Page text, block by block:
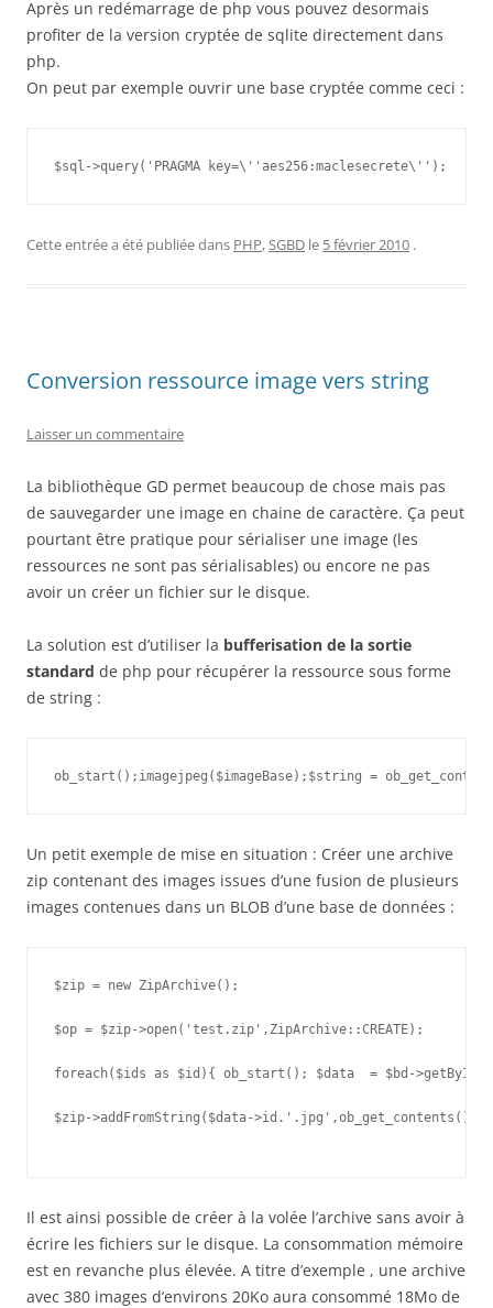
Après un redémarrage de php vous pouvez desormais
profiter de la version cryptée de sqlite directement dans
php.
On peut par exemple ouvrir une base cryptée comme ceci :
$sql->query('PRAGMA key=\''aes256:maclesecrete\'');
Cette entrée a été publiée dans PHP,SGBD le 5 février 2010 .
Conversion ressource image vers string
Laisser un commentaire
La bibliothèque GD permet beaucoup de chose mais pas
de sauvegarder une image en chaine de caractère. Ça peut
pourtant être pratique pour sérialiser une image (les
ressources ne sont pas sérialisables) ou encore ne pas
avoir un créer un fichier sur le disque.
La solution est d’utiliser la bufferisation de la sortie
standard de php pour récupérer la ressource sous forme
de string :
ob_start();imagejpeg($imageBase);$string =
Un petit exemple de mise en situation : Créer une archive
zip contenant des images issues d’une fusion de plusieurs
images contenues dans un BLOB d’une base de données :
$zip = new ZipArchive();
$op = $zip->open('test.zip',ZipArchive::CREATE);
foreach($ids as $id){ ob_start(); $data  = $bd-
$zip->addFromString($data-
Il est ainsi possible de créer à la volée l’archive sans avoir à
écrire les fichiers sur le disque. La consommation mémoire
est en revanche plus élevée. A titre d’exemple , une archive
avec 380 images d’environs 20Ko aura consommé 18Mo de